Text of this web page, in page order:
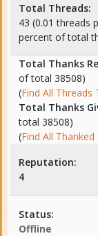
Total Threads:
43 (0.01 threads
percent of total
Total Thanks
of total 38508)
(Find All Threads
Total Thanks
total 38508)
(Find All Thanked
Reputation:
4
Status:
Offline